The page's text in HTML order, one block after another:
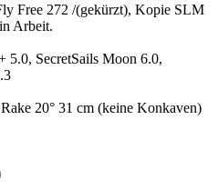
Free 272 /(gekürzt), Kopie SLM
Arbeit.
5.0, SecretSails Moon 6.0,
20° 31 cm (keine Konkaven)